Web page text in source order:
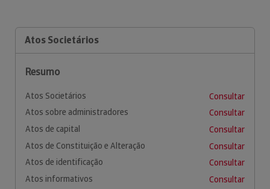
Atos Societários
Resumo
Atos Societários
Consultar
Atos sobre administradores
Consultar
Atos de capital
Consultar
Atos de Constituição e Alteração
Consultar
Atos de identificação
Consultar
Atos informativos
Consultar